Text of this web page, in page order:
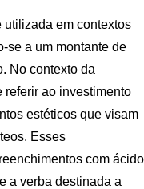
utilizada em contextos
se a um montante de
No contexto da
referir ao investimento
estéticos que visam
Esses
com ácido
a verba destinada a